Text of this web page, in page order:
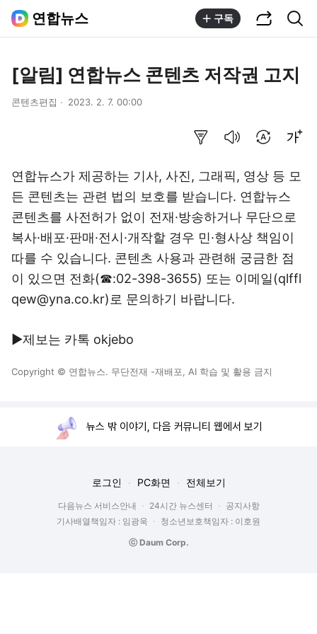
연합뉴스 구독
[알림] 연합뉴스 콘텐츠 저작권 고지
콘텐츠편집 2023. 2. 7. 00:00
연합뉴스가 제공하는 기사, 사진, 그래픽, 영상 등 모
든 콘텐츠는 관련 법의 보호를 받습니다. 연합뉴스
콘텐츠를 사전허가 없이 전재·방송하거나 무단으로
복사·배포·판매·전시·개작할 경우 민·형사상 책임이
따를 수 있습니다. 콘텐츠 사용과 관련해 궁금한 점
이 있으면 전화(☎:02-398-3655) 또는 이메일(qlffl
qew@yna.co.kr)로 문의하기 바랍니다.
▶제보는 카톡 okjebo
Copyright © 연합뉴스. 무단전재 -재배포, AI 학습 및 활용 금지
뉴스 밖 이야기, 다음 커뮤니티 웹에서 보기
로그인 PC화면 전체보기
다음뉴스 서비스안내 24시간 뉴스센터
공지사항
기사배열책임자 : 임광욱
청소년보호책임자 : 이호원
ⓒ Daum Corp.